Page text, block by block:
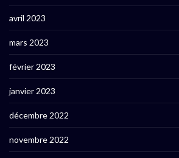
avril 2023
mars 2023
février 2023
janvier 2023
décembre 2022
novembre 2022